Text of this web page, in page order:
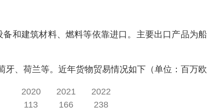
和建筑材料、燃料等依靠进口。主要出口产品为
、荷兰等。近年货物贸易情况如下（单位：百万欧
2020 2021
2022
113 166
238